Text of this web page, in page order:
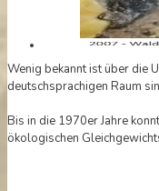
Wenig bekannt ist über die
deutschsprachigen Raum
Bis in die 1970er Jahre
ökologischen